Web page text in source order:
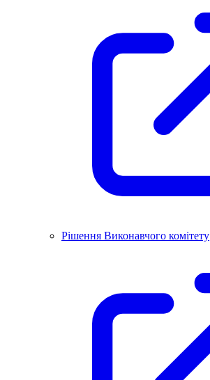
Рішення Виконавчого комітету